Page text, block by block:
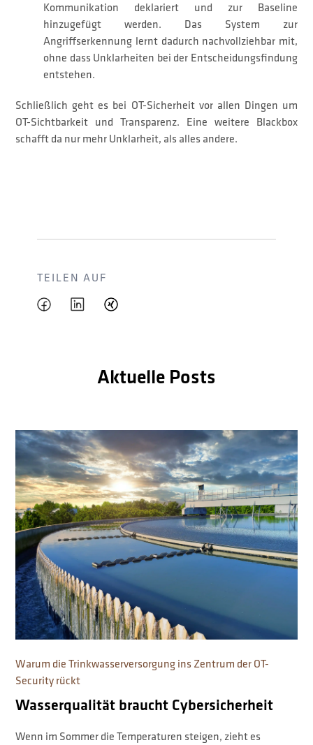
Kommunikation deklariert und zur Baseline
hinzugefügt werden. Das System zur
Angriffserkennung lernt dadurch nachvollziehbar mit,
ohne dass Unklarheiten bei der Entscheidungsfindung
entstehen.
Schließlich geht es bei OT-Sicherheit vor allen Dingen um
OT-Sichtbarkeit und Transparenz. Eine weitere Blackbox
schafft da nur mehr Unklarheit, als alles andere.
TEILEN AUF
Aktuelle Posts
Warum die Trinkwasserversorgung ins Zentrum der OT-
Security rückt
Wasserqualität braucht Cybersicherheit
Wenn im Sommer die Temperaturen steigen, zieht es